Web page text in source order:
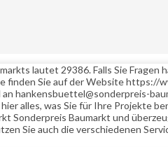
lautet 29386. Falls Sie Fragen
Sie auf der Website https://
hankensbuettel@sonderpreis-
alles, was Sie für Ihre Projekte
Sonderpreis Baumarkt und
Sie auch die verschiedenen